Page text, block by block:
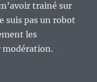
trainé sur
suis pas un robot
les
modération.